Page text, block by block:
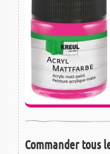
Commander tous